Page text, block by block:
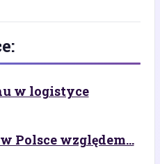
w logistyce
Polsce względem...